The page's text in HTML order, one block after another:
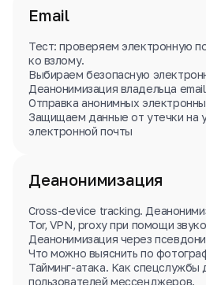
Email
Тест: проверяем электронную
ко взлому.
Выбираем безопасную
Деанонимизация владельца email
Отправка анонимных
Защищаем данные от утечки на
электронной почты
Деанонимизация
Cross-device tracking.
Tor, VPN, proxy при помощи
Деанонимизация через
Что можно выяснить по
Тайминг-атака. Как спецслужбы
пользователей мессенджеров.